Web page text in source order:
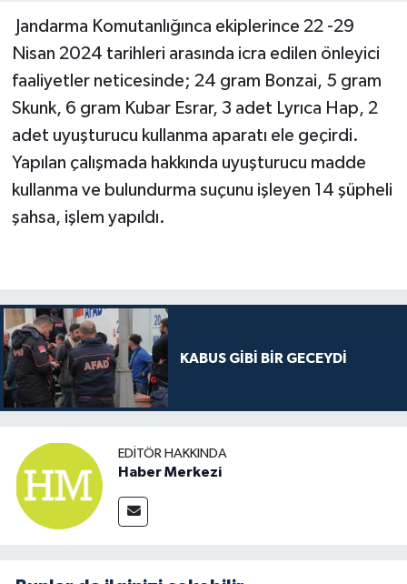
Jandarma Komutanlığınca ekiplerince 22 -29
Nisan 2024 tarihleri arasında icra edilen önleyici
faaliyetler neticesinde; 24 gram Bonzai, 5 gram
Skunk, 6 gram Kubar Esrar, 3 adet Lyrıca Hap, 2
adet uyuşturucu kullanma aparatı ele geçirdi.
Yapılan çalışmada hakkında uyuşturucu madde
kullanma ve bulundurma suçunu işleyen 14 şüpheli
şahsa, işlem yapıldı.
KABUS GİBİ BİR GECEYDİ
EDITÖR HAKKINDA
Haber Merkezi